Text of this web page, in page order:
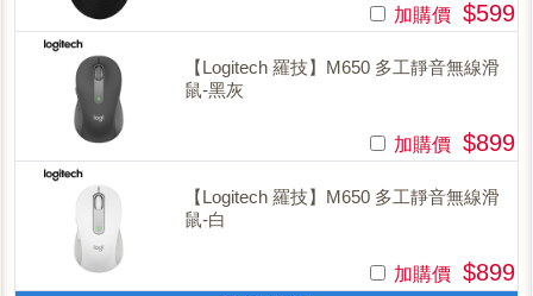
加購價 $599
【Logitech 羅技】M650 多工靜音無線滑
鼠-黑灰
加購價 $899
【Logitech 羅技】M650 多工靜音無線滑
鼠-白
加購價 $899